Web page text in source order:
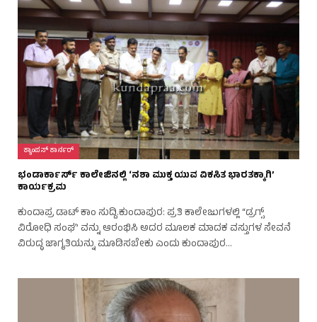
ಕ್ಯಾಂಪಸ್ ಕಾರ್ನರ್
ಭಂಡಾರ್ಕಾರ್ಸ್ ಕಾಲೇಜಿನಲ್ಲಿ ‘ನಶಾ ಮುಕ್ತ ಯುವ ವಿಕಸಿತ ಭಾರತಕ್ಕಾಗಿ’
ಕಾರ್ಯಕ್ರಮ
ಕುಂದಾಪ್ರ ಡಾಟ್‌ ಕಾಂ ಸುದ್ದಿ.ಕುಂದಾಪುರ: ಪ್ರತಿ ಕಾಲೇಜುಗಳಲ್ಲಿ “ಡ್ರಗ್ಸ್
ವಿರೋಧಿ ಸಂಘʼ’ ವನ್ನು ಆರಂಭಿಸಿ ಅದರ ಮೂಲಕ ಮಾದಕ ವಸ್ತುಗಳ ಸೇವನೆ
ವಿರುದ್ಧ ಜಾಗೃತಿಯನ್ನು ಮೂಡಿಸಬೇಕು ಎಂದು ಕುಂದಾಪುರ…